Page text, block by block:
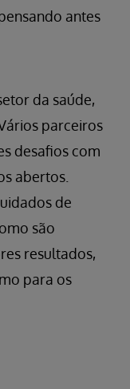
antes
da saúde,
parceiros
desafios com
abertos.
de
são
resultados,
para os